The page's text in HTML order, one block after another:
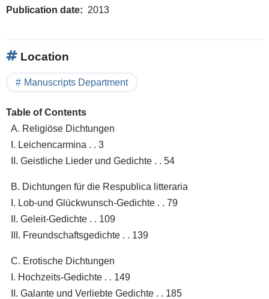
Publication date 2013
Location
Manuscripts Department
Table of Contents
A. Religiöse Dichtungen
I. Leichencarmina . . 3
II. Geistliche Lieder und Gedichte . . 54
B. Dichtungen für die Respublica litteraria
I. Lob-und Glückwunsch-Gedichte . . 79
II. Geleit-Gedichte . . 109
III. Freundschaftsgedichte . . 139
C. Erotische Dichtungen
I. Hochzeits-Gedichte . . 149
II. Galante und Verliebte Gedichte . . 185